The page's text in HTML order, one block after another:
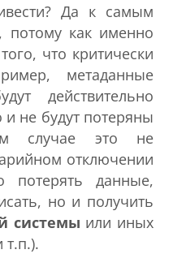
Да к самым
потому как именно
что критически
метаданные
действительно
и не будут потеряны
случае это не
отключении
данные,
но и получить
системы или иных
т.п.).